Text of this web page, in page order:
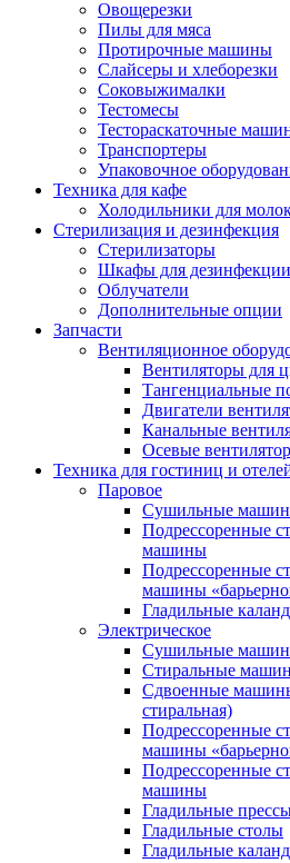
Овощерезки
Пилы для мяса
Протирочные машины
Слайсеры и хлеборезки
Соковыжималки
Тестомесы
Тестораскаточные
Транспортеры
Упаковочное
Техника для кафе
Холодильники для
Стерилизация и дезинфекция
Стерилизаторы
Шкафы для дезинфекции
Облучатели
Дополнительные опции
Запчасти
Вентиляционное
Вентиляторы для
Тангенциальные
Двигатели
Канальные
Осевые
Техника для гостиниц и
Паровое
Cушильные
Подрессоренные
машины
Подрессоренные
машины
Гладильные
Электрическое
Сушильные
Стиральные
Сдвоенные
стиральная)
Подрессоренные
машины
Подрессоренные
машины
Гладильные
Гладильные столы
Гладильные